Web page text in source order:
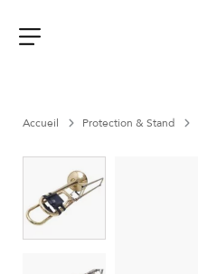
contenu
Accueil Protection & Stand